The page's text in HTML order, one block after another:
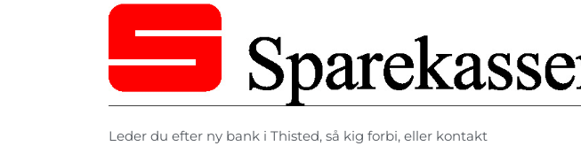
Leder du efter ny bank i Thisted, så kig forbi, eller kontakt